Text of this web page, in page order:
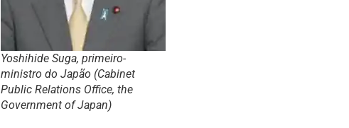
Yoshihide Suga, primeiro-
ministro do Japão (Cabinet
Public Relations Office, the
Government of Japan)